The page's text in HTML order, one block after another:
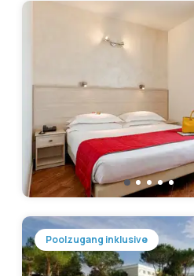
Poolzugang inklusive